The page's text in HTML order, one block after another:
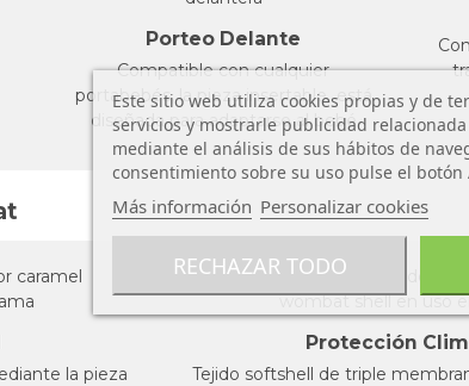
Porteo Delante
Compatible con cualquier
portabebés, la pieza insertable está
diseñada para adaptarse al bebé
la pieza
Protección
Tejido softshell de triple
Este sitio web utiliza cookies propias y de
servicios y mostrarle publicidad
mediante el análisis de sus hábitos de
consentimiento sobre su uso pulse el botón
Más información Personalizar cookies
RECHAZAR TODO